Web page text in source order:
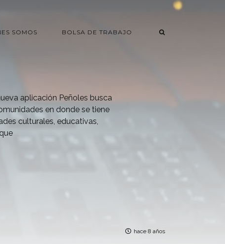
SOMOS BOLSA DE TRABAJO
aplicación Peñoles busca
en donde se tiene
culturales, educativas,
hace 8 años